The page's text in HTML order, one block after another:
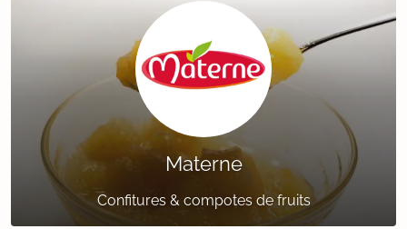
Materne
Confitures & compotes de fruits